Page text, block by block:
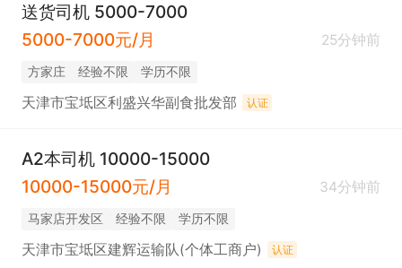
送货司机 5000-7000
5000-7000元/月
25分钟前
方家庄 经验不限 学历不限
天津市宝坻区利盛兴华副食批发部 认证
A2本司机 10000-15000
10000-15000元/月
34分钟前
马家店开发区 经验不限 学历不限
天津市宝坻区建辉运输队(个体工商户) 认证